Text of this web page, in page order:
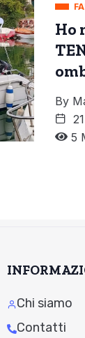
Ho
By
5
Chi siamo
Contatti